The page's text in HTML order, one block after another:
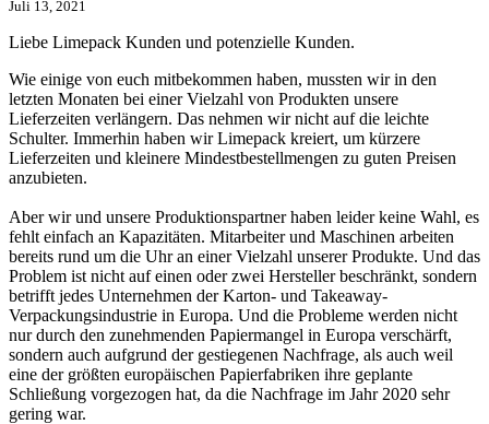
Juli 13, 2021
Liebe Limepack Kunden und potenzielle Kunden.
Wie einige von euch mitbekommen haben, mussten wir in den
letzten Monaten bei einer Vielzahl von Produkten unsere
Lieferzeiten verlängern. Das nehmen wir nicht auf die leichte
Schulter. Immerhin haben wir Limepack kreiert, um kürzere
Lieferzeiten und kleinere Mindestbestellmengen zu guten Preisen
anzubieten.
Aber wir und unsere Produktionspartner haben leider keine Wahl, es
fehlt einfach an Kapazitäten. Mitarbeiter und Maschinen arbeiten
bereits rund um die Uhr an einer Vielzahl unserer Produkte. Und das
Problem ist nicht auf einen oder zwei Hersteller beschränkt, sondern
betrifft jedes Unternehmen der Karton- und Takeaway-
Verpackungsindustrie in Europa. Und die Probleme werden nicht
nur durch den zunehmenden Papiermangel in Europa verschärft,
sondern auch aufgrund der gestiegenen Nachfrage, als auch weil
eine der größten europäischen Papierfabriken ihre geplante
Schließung vorgezogen hat, da die Nachfrage im Jahr 2020 sehr
gering war.